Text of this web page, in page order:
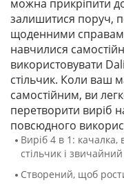
можна прикріпити
залишитися поруч,
щоденними
навчилися
використовувати
стільчик. Коли ваш
самостійним, ви
перетворити виріб
повсюдного
Виріб 4 в 1: качалка,
стільчик і звичайний
Створений, щоб